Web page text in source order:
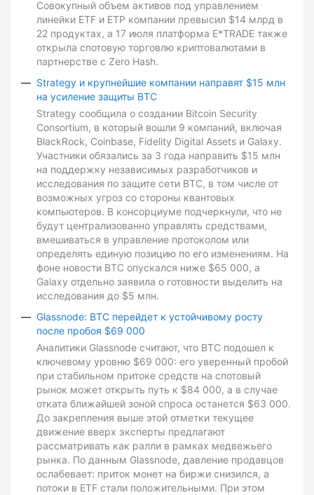
Совокупный объем активов под управлением
линейки ETF и ETP компании превысил $14 млрд в
22 продуктах, а 17 июля платформа E*TRADE также
открыла спотовую торговлю криптовалютами в
партнерстве с Zero Hash.
Strategy и крупнейшие компании направят $15 млн
на усиление защиты BTC
Strategy сообщила о создании Bitcoin Security
Consortium, в который вошли 9 компаний, включая
BlackRock, Coinbase, Fidelity Digital Assets и Galaxy.
Участники обязались за 3 года направить $15 млн
на поддержку независимых разработчиков и
исследования по защите сети BTC, в том числе от
возможных угроз со стороны квантовых
компьютеров. В консорциуме подчеркнули, что не
будут централизованно управлять средствами,
вмешиваться в управление протоколом или
определять единую позицию по его изменениям. На
фоне новости BTC опускался ниже $65 000, а
Galaxy отдельно заявила о готовности выделить на
исследования до $5 млн.
Glassnode: BTC перейдет к устойчивому росту
после пробоя $69 000
Аналитики Glassnode считают, что BTC подошел к
ключевому уровню $69 000: его уверенный пробой
при стабильном притоке средств на спотовый
рынок может открыть путь к $84 000, а в случае
отката ближайшей зоной спроса останется $63 000.
До закрепления выше этой отметки текущее
движение вверх эксперты предлагают
рассматривать как ралли в рамках медвежьего
рынка. По данным Glassnode, давление продавцов
ослабевает: приток монет на биржи снизился, а
потоки в ETF стали положительными. При этом